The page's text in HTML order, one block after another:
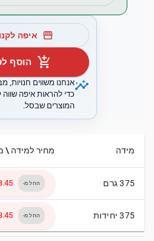
storefront איפה
add_shopping_cart הוסף
insightsאנחנו משווים חנויות,
כדי להראות איפה
המוצרים שבסל.
מידה מחיר למידה \
375 גרם החל מ-
375 יחידות החל מ-